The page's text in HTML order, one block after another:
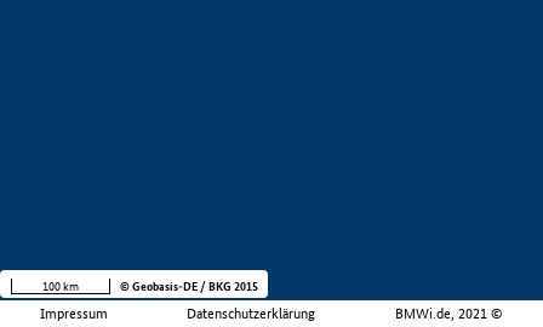
Impressum Datenschutzerklärung BMWi.de, 2021 ©
100 km © Geobasis-DE / BKG 2015